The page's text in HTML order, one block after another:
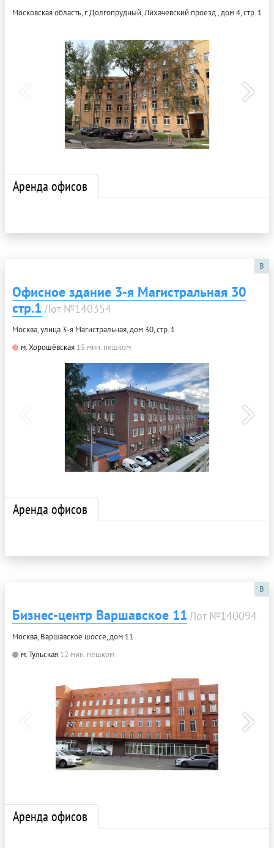
Московская область, г.Долгопрудный, Лихачевский проезд , дом 4, стр. 1
Аренда офисов
B
Офисное здание 3-я Магистральная 30
стр.1 Лот №140354
Москва, улица 3-я Магистральная, дом 30, стр. 1
м. Хорошёвская 15 мин. пешком
Аренда офисов
B
Бизнес-центр Варшавское 11 Лот №140094
Москва, Варшавское шоссе, дом 11
м. Тульская 12 мин. пешком
Аренда офисов